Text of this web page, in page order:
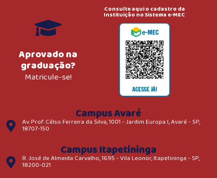
Aprovado na
graduação?
Matricule-se!
Consulte aqui o cadastro da
Instituição no Sistema e-MEC
Campus Avaré
Av. Prof. Célso Ferreira da Silva, 1001 - Jardim Europa I, Avaré - SP,
18707-150
Campus Itapetininga
R. José de Almeida Carvalho, 1695 - Vila Leonor, Itapetininga - SP,
18200-021